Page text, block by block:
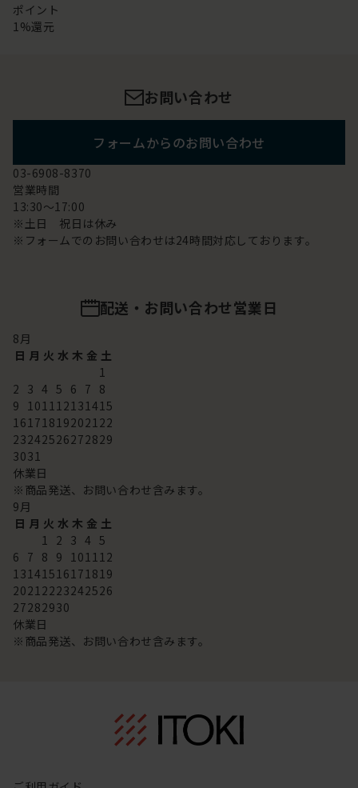
ポイント
1%還元
お問い合わせ
フォームからのお問い合わせ
03-6908-8370
営業時間
13:30～17:00
※土日 祝日は休み
※フォームでのお問い合わせは24時間対応しております。
配送・お問い合わせ営業日
8月
日 月 火 水 木 金 土
1
2 3 4 5 6 7 8
9 101112131415
16171819202122
23242526272829
3031
休業日
※商品発送、お問い合わせ含みます。
9月
日 月 火 水 木 金 土
1 2 3 4 5
6 7 8 9 101112
13141516171819
20212223242526
27282930
休業日
※商品発送、お問い合わせ含みます。